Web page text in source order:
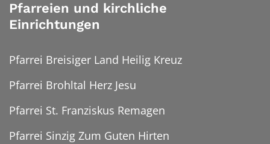
Pfarreien und kirchliche
Einrichtungen
Pfarrei Breisiger Land Heilig Kreuz
Pfarrei Brohltal Herz Jesu
Pfarrei St. Franziskus Remagen
Pfarrei Sinzig Zum Guten Hirten